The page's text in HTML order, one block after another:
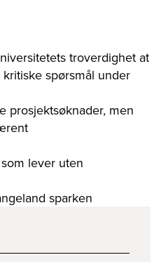
troverdighet at
spørsmål under
prosjektsøknader, men
lever uten
sparken